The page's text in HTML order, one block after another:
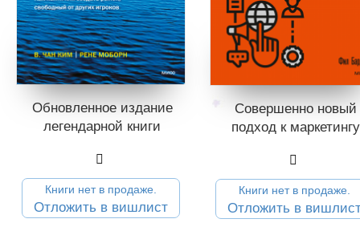
Обновленное издание
легендарной книги
Книги нет в продаже.
Отложить в вишлист
Совершенно новый
подход к маркетингу
Книги нет в продаже.
Отложить в